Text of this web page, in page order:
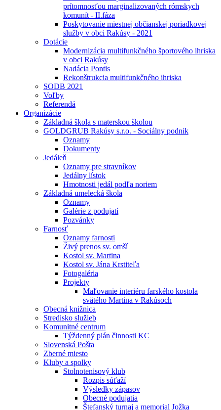
prítomnosťou marginalizovaných rómskych
komunít - II.fáza
Poskytovanie miestnej občianskej poriadkovej
služby v obci Rakúsy - 2021
Dotácie
Modernizácia multifunkčného športového ihriska
v obci Rakúsy
Nadácia Pontis
Rekonštrukcia multifunkčného ihriska
SODB 2021
Voľby
Referendá
Organizácie
Základná škola s materskou školou
GOLDGRUB Rakúsy s.r.o. - Sociálny podnik
Oznamy
Dokumenty
Jedáleň
Oznamy pre stravníkov
Jedálny lístok
Hmotnosti jedál podľa noriem
Základná umelecká škola
Oznamy
Galérie z podujatí
Pozvánky
Farnosť
Oznamy farnosti
Živý prenos sv. omší
Kostol sv. Martina
Kostol sv. Jána Krstiteľa
Fotogaléria
Projekty
Maľovanie interiéru farského kostola
svätého Martina v Rakúsoch
Obecná knižnica
Stredisko služieb
Komunitné centrum
Týždenný plán činnosti KC
Slovenská Pošta
Zberné miesto
Kluby a spolky
Stolnotenisový klub
Rozpis súťaží
Výsledky zápasov
Obecné podujatia
Štefanský turnaj a memorial Jožka